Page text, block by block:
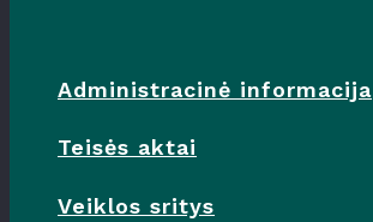
Administracinė informacija
Teisės aktai
Veiklos sritys